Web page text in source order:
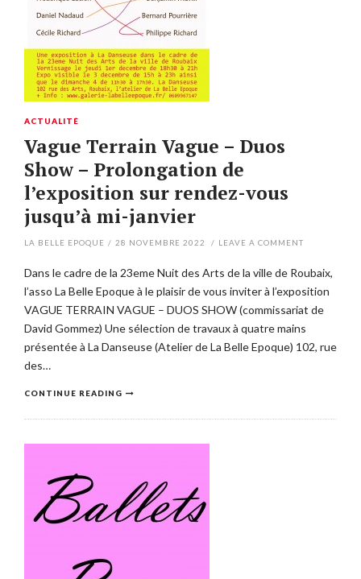
ACTUALITÉ
Vague Terrain Vague – Duos
Show – Prolongation de
l’exposition sur rendez-vous
jusqu’à mi-janvier
LA BELLE EPOQUE / 28 NOVEMBRE 2022 / LEAVE A COMMENT
Dans le cadre de la 23eme Nuit des Arts de la ville de Roubaix,
l’asso La Belle Epoque à le plaisir de vous inviter à l’exposition
VAGUE TERRAIN VAGUE – DUOS SHOW (commissariat de
David Gommez) Une sélection de travaux à quatre mains
présentée à La Danseuse (Atelier de La Belle Epoque) 102, rue
des…
CONTINUE READING